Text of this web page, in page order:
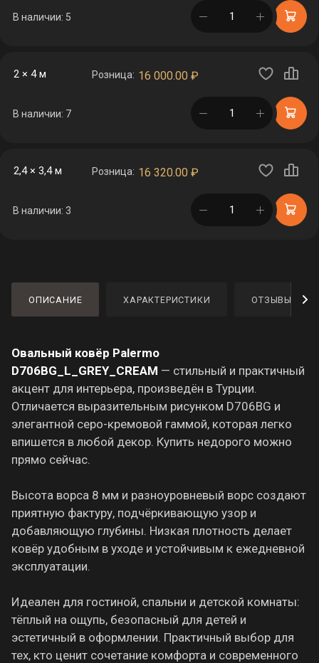
В наличии: 5 в корзине
2 × 4 м Розница: 16 000.00 ₽
В наличии: 7 в корзине
2,4 × 3,4 м Розница: 16 320.00 ₽
В наличии: 3 в корзине
ОПИСАНИЕ ХАРАКТЕРИСТИКИ ОТЗЫВЫ
Овальный ковёр Palermo
D706BG_L_GREY_CREAM — стильный и практичный
акцент для интерьера, произведён в Турции.
Отличается выразительным рисунком D706BG и
элегантной серо-кремовой гаммой, которая легко
впишется в любой декор. Купить недорого можно
прямо сейчас.
Высота ворса 8 мм и разноуровневый ворс создают
приятную фактуру, подчёркивающую узор и
добавляющую глубины. Низкая плотность делает
ковёр удобным в уходе и устойчивым к ежедневной
эксплуатации.
Идеален для гостиной, спальни и детской комнаты:
тёплый на ощупь, безопасный для детей и
эстетичный в оформлении. Практичный выбор для
тех, кто ценит сочетание комфорта и современного